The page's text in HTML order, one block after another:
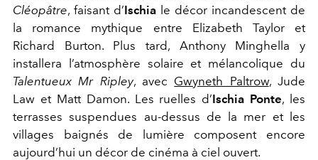
Cléopâtre, faisant d’Ischia le décor incandescent de
la romance mythique entre Elizabeth Taylor et
Richard Burton. Plus tard, Anthony Minghella y
installera l’atmosphère solaire et mélancolique du
Talentueux Mr Ripley, avec Gwyneth Paltrow, Jude
Law et Matt Damon. Les ruelles d’Ischia Ponte, les
terrasses suspendues au-dessus de la mer et les
villages baignés de lumière composent encore
aujourd’hui un décor de cinéma à ciel ouvert.